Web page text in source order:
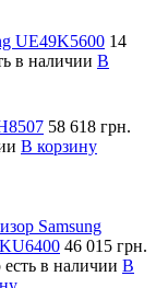
UE49K5600 14
в наличии В
58 618 грн.
В корзину
Samsung
46 015 грн.
есть в наличии В